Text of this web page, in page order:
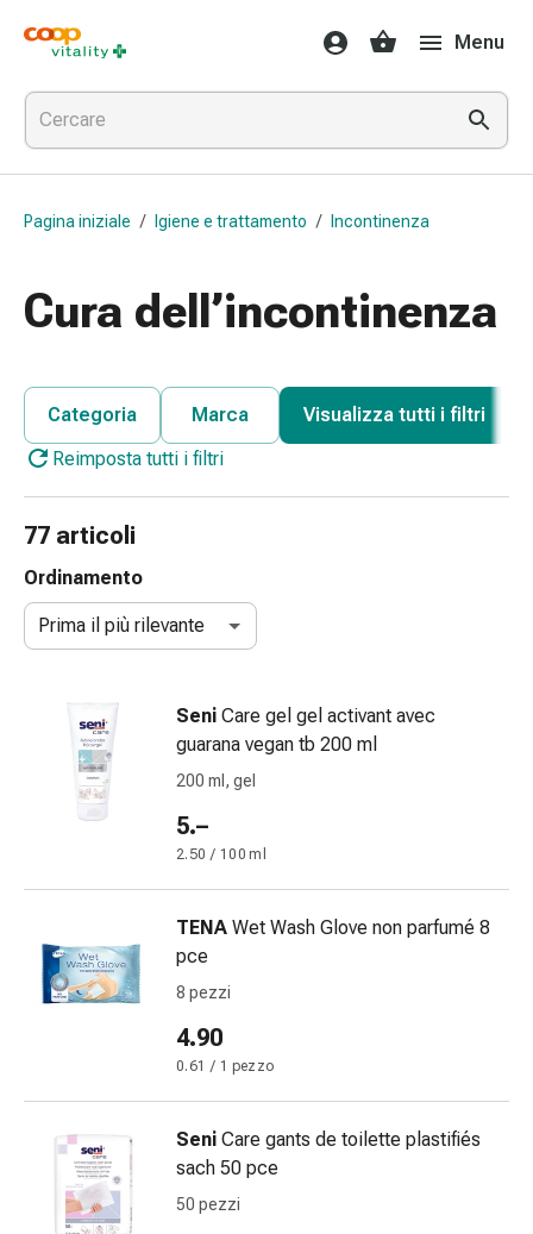
Farmaci
e
salute
Influenza
e
raffreddore
per
gola
Farmaci
raffreddore
Tosse
e
bronchite
accessori
Detergente
naso
Tessuti
Raffreddore
delle
ferite
e
Compresse
Medicazioni
Menu
Pagina iniziale / Igiene e trattamento / Incontinenza
Cura dell’incontinenza
Categoria Marca
Visualizza tutti i filtri
Reimposta tutti i filtri
77 articoli
Ordinamento
Prima il più rilevante
Seni Care gel gel activant avec
guarana vegan tb 200 ml
200 ml, gel
5.–
2.50 / 100 ml
TENA Wet Wash Glove non parfumé 8
pce
8 pezzi
4.90
0.61 / 1 pezzo
Seni Care gants de toilette plastifiés
sach 50 pce
50 pezzi